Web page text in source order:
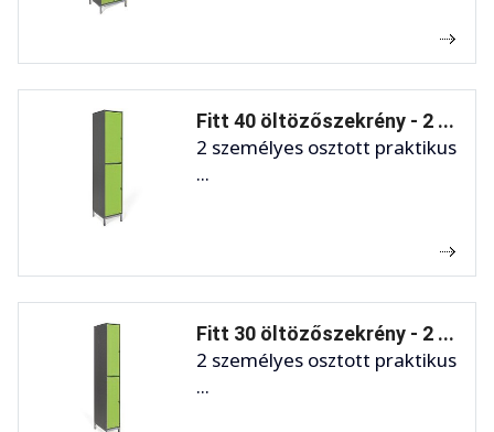
Fitt 40 öltözőszekrény - 2 ...
2 személyes osztott praktikus
...
Fitt 30 öltözőszekrény - 2 ...
2 személyes osztott praktikus
...